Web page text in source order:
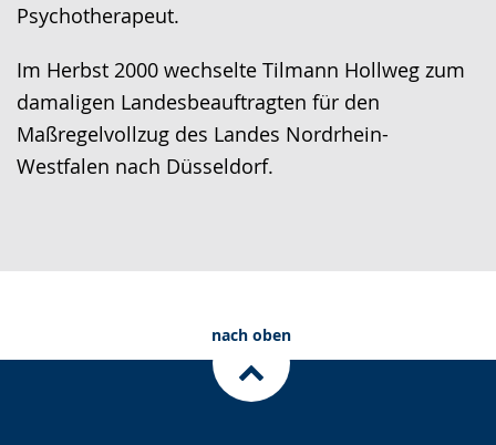
Psychotherapeut.
Im Herbst 2000 wechselte Tilmann Hollweg zum
damaligen Landesbeauftragten für den
Maßregelvollzug des Landes Nordrhein-
Westfalen nach Düsseldorf.
nach oben